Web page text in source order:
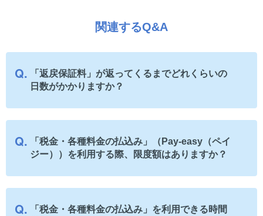
関連するQ&A
「返戻保証料」が返ってくるまでどれくらいの
日数がかかりますか？
「税金・各種料金の払込み」（Pay-easy（ペイ
ジー））を利用する際、限度額はありますか？
「税金・各種料金の払込み」を利用できる時間